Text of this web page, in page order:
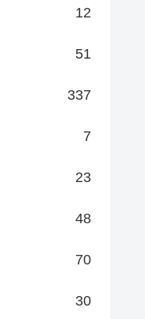
12
51
337
7
23
48
70
30